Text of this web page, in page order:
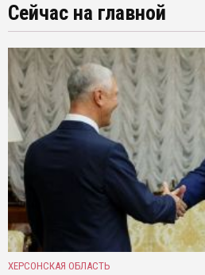
Сейчас на главной
ХЕРСОНСКАЯ ОБЛАСТЬ